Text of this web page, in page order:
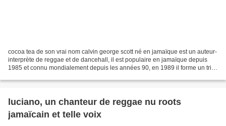
cocoa tea de son vrai nom calvin george scott né en jamaïque est un auteur-
interprète de reggae et de dancehall, il est populaire en jamaïque depuis
1985 et connu mondialement depuis les années 90, en 1989 il forme un trio
luciano, un chanteur de reggae nu roots
jamaïcain et telle voix